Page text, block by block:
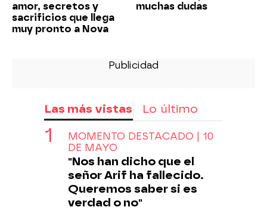
amor, secretos y
sacrificios que llega
muy pronto a Nova
muchas dudas
Las más vistas Lo último
MOMENTO DESTACADO | 10
DE MAYO
"Nos han dicho que el
señor Arif ha fallecido.
Queremos saber si es
verdad o no"